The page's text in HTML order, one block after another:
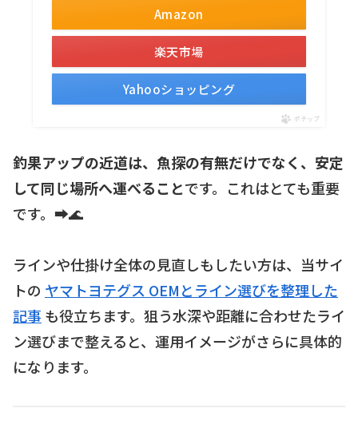
Amazon
楽天市場
Yahooショッピング
ポチップ
釣果アップの近道は、魚探の有無だけでなく、安定
して同じ場所へ運べることです。これはとても重要
です。➡️🌊
ラインや仕掛け全体の見直しもしたい方は、当サイ
トの ヤマトヨテグス OEMとライン選びを整理した
記事も役立ちます。狙う水深や距離に合わせたライ
ン選びまで整えると、運用イメージがさらに具体的
になります。